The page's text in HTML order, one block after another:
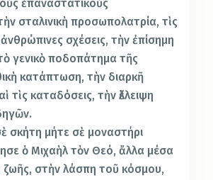
ἐπαναστατικοὺς
σταλινικὴ προσωπολατρία, τὶς
σχέσεις, τὴν ἐπίσημη
γενικὸ ποδοπάτημα τῆς
κατάπτωση, τὴν διαρκῆ
τὶς καταδόσεις, τὴν ἔλλειψη
μήτε σὲ μοναστήρι
ὁ Μιχαὴλ τὸν Θεό, ἄλλα μέσα
ζωῆς, στὴν λάσπη τοῦ κόσμου,